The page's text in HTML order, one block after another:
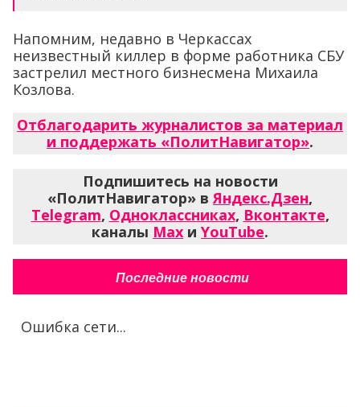
Напомним, недавно в Черкассах
неизвестный киллер в форме работника СБУ
застрелил местного бизнесмена Михаила
Козлова.
Отблагодарить журналистов за материал
и поддержать «ПолитНавигатор».
Подпишитесь на новости
«ПолитНавигатор» вЯндекс.Дзен,
Telegram, Одноклассниках, Вконтакте,
каналы Max и YouTube.
Последние новости
Ошибка сети...